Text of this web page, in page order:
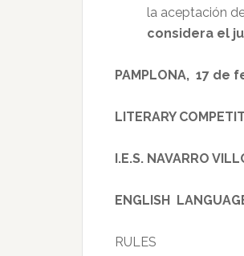
la aceptación
considera el
PAMPLONA, 17 de
LITERARY
I.E.S. NAVARRO
ENGLISH
RULES